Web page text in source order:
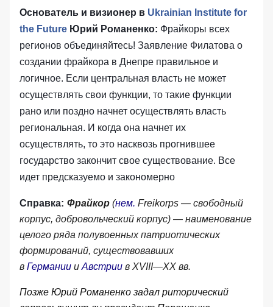
Основатель и визионер в Ukrainian Institute for
the Future Юрий Романенко: Фрайкоры всех
регионов объединяйтесь! Заявление Филатова о
создании фрайкора в Днепре правильное и
логичное. Если центральная власть не может
осуществлять свои функции, то такие функции
рано или поздно начнет осуществлять власть
региональная. И когда она начнет их
осуществлять, то это насквозь прогнившее
государство закончит свое существование. Все
идет предсказуемо и закономерно
Справка: Фрайкор (нем. Freikorps — свободный
корпус, добровольческий корпус) — наименование
целого ряда полувоенных патриотических
формирований, существовавших
в Германии и Австрии в XVIII—XX вв.
Позже Юрий Романенко задал риторический